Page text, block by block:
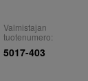
Valmistajan
tuotenumero:
5017-403